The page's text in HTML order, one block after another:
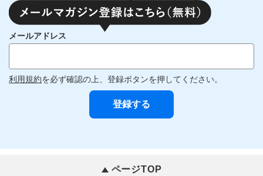
メールアドレス
利用規約を必ず確認の上、登録ボタンを押してください。
ページTOP